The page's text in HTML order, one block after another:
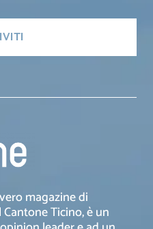
magazine di
Ticino, è un